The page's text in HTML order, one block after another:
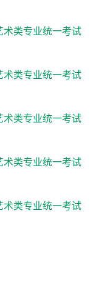
术类专业统一考试
术类专业统一考试
术类专业统一考试
术类专业统一考试
术类专业统一考试